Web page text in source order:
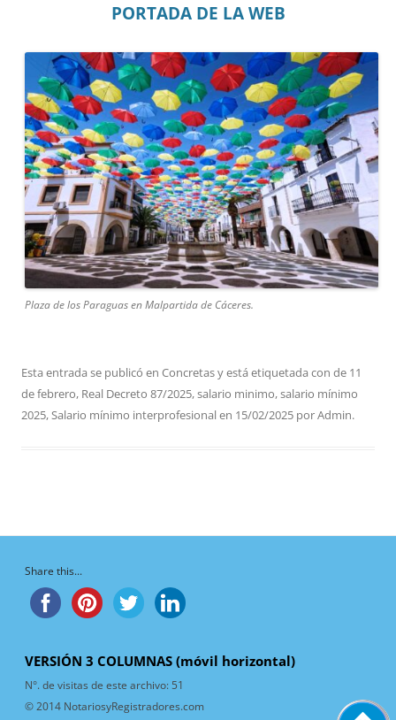
PORTADA DE LA WEB
Plaza de los Paraguas en Malpartida de Cáceres.
Esta entrada se publicó en Concretasy está etiquetada con de 11
de febrero, Real Decreto 87/2025,salario minimo,salario mínimo
2025,Salario mínimo interprofesionalen 15/02/2025 porAdmin.
Share this...
VERSIÓN 3 COLUMNAS (móvil horizontal)
N°. de visitas de este archivo: 51
© 2014 NotariosyRegistradores.com